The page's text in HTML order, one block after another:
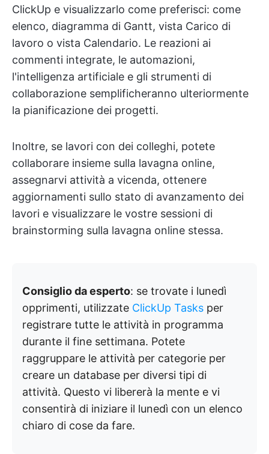
ClickUp e visualizzarlo come preferisci: come
elenco, diagramma di Gantt, vista Carico di
lavoro o vista Calendario. Le reazioni ai
commenti integrate, le automazioni,
l'intelligenza artificiale e gli strumenti di
collaborazione semplificheranno ulteriormente
la pianificazione dei progetti.
Inoltre, se lavori con dei colleghi, potete
collaborare insieme sulla lavagna online,
assegnarvi attività a vicenda, ottenere
aggiornamenti sullo stato di avanzamento dei
lavori e visualizzare le vostre sessioni di
brainstorming sulla lavagna online stessa.
Consiglio da esperto: se trovate i lunedì
opprimenti, utilizzate ClickUp Tasks per
registrare tutte le attività in programma
durante il fine settimana. Potete
raggruppare le attività per categorie per
creare un database per diversi tipi di
attività. Questo vi libererà la mente e vi
consentirà di iniziare il lunedì con un elenco
chiaro di cose da fare.